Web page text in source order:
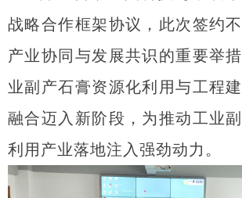
战略合作框架协议，此次签约
产业协同与发展共识的重要举
业副产石膏资源化利用与工程
融合迈入新阶段，为推动工业
利用产业落地注入强劲动力。